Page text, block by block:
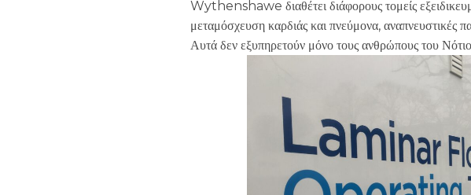
Wythenshawe διαθέτει διάφορους τομείς
μεταμόσχευση καρδιάς και πνεύμονα, αναπνευστικές
Αυτά δεν εξυπηρετούν μόνο τους ανθρώπους του